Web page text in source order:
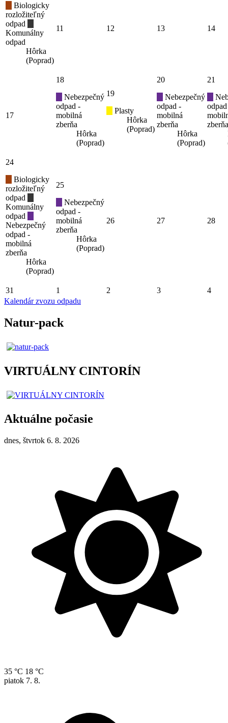
Biologicky
rozložiteľný
odpad
Komunálny
odpad
Hôrka
(Poprad)
11 12 13 14
17
18
Nebezpečný
odpad -
mobilná
zberňa
Hôrka
(Poprad)
19
Plasty
Hôrka
(Poprad)
20
Nebezpečný
odpad -
mobilná
zberňa
Hôrka
(Poprad)
21
zberňa
24
Biologicky
rozložiteľný
odpad
Komunálny
odpad
Nebezpečný
odpad -
mobilná
zberňa
Hôrka
(Poprad)
25
Nebezpečný
odpad -
mobilná
zberňa
Hôrka
(Poprad)
26 27 28
31 1 2 3
4
Kalendár zvozu odpadu
Natur-pack
VIRTUÁLNY CINTORÍN
Aktuálne počasie
dnes, štvrtok 6. 8. 2026
35 °C 18 °C
piatok 7. 8.